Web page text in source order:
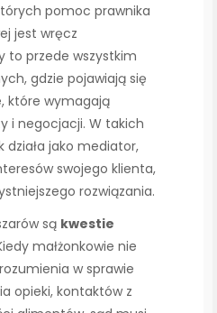
pomoc prawnika
jest wręcz
to przede wszystkim
gdzie pojawiają się
które wymagają
i negocjacji. W takich
działa jako mediator,
swojego klienta,
rozwiązania.
są kwestie
małżonkowie nie
w sprawie
opieki, kontaktów z